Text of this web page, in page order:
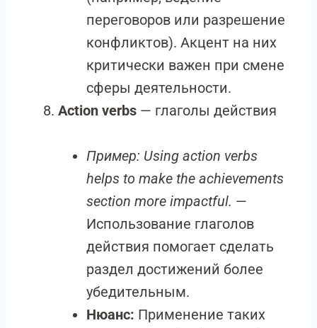
переговоров или разрешение
конфликтов). Акцент на них
критически важен при смене
сферы деятельности.
Action verbs — глаголы действия
Пример: Using action verbs
helps to make the achievements
section more impactful. —
Использование глаголов
действия помогает сделать
раздел достижений более
убедительным.
Нюанс: Применение таких